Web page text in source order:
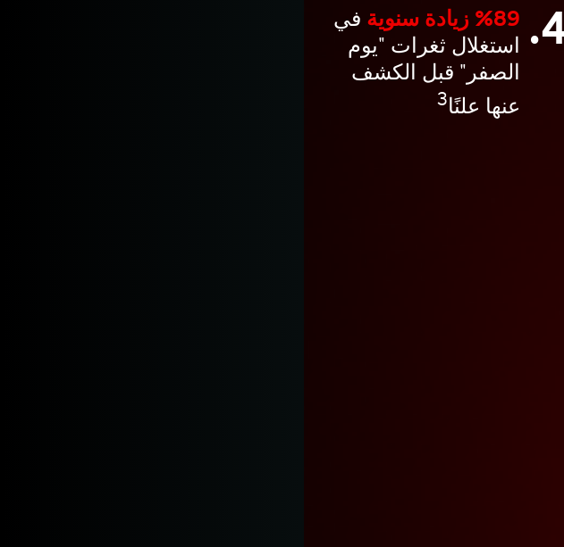
89‏% زيادة سنوية
في
استغلال ثغرات "يوم
الصفر" قبل الكشف
عنها علنًا3